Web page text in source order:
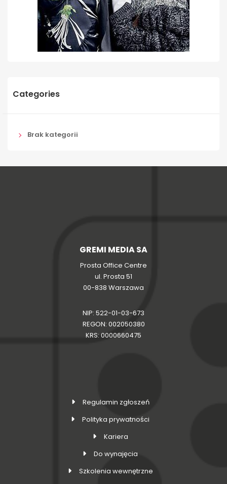
Categories
Brak kategorii
GREMI MEDIA SA
Prosta Office Centre
ul. Prosta 51
00-838 Warszawa
NIP: 522-01-03-673
REGON: 002050380
KRS: 0000660475
Regulamin zgłoszeń
Polityka prywatności
Kariera
Do wynajęcia
Szkolenia wewnętrzne